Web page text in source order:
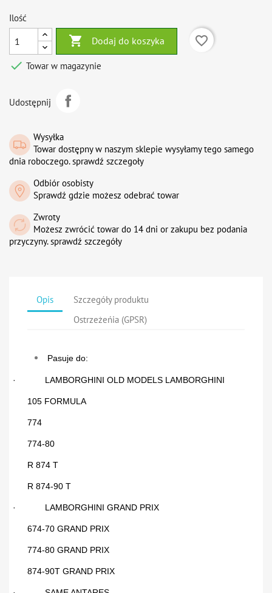
Ilość
 Dodaj do koszyka
favorite_border
 Towar w magazynie
Udostępnij
Wysyłka
Towar dostępny w naszym sklepie wysyłamy tego samego
dnia roboczego. sprawdź szczegoły
Odbiór osobisty
Sprawdź gdzie możesz odebrać towar
Zwroty
Możesz zwrócić towar do 14 dni or zakupu bez podania
przyczyny. sprawdź szczegóły
Opis
Szczegóły produktu
Ostrzeżeńia (GPSR)
Pasuje do:
· LAMBORGHINI OLD MODELS LAMBORGHINI
105 FORMULA
774
774-80
R 874 T
R 874-90 T
· LAMBORGHINI GRAND PRIX
674-70 GRAND PRIX
774-80 GRAND PRIX
874-90T GRAND PRIX